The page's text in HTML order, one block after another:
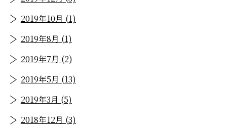
2019年10月 (1)
2019年8月 (1)
2019年7月 (2)
2019年5月 (13)
2019年3月 (5)
2018年12月 (3)